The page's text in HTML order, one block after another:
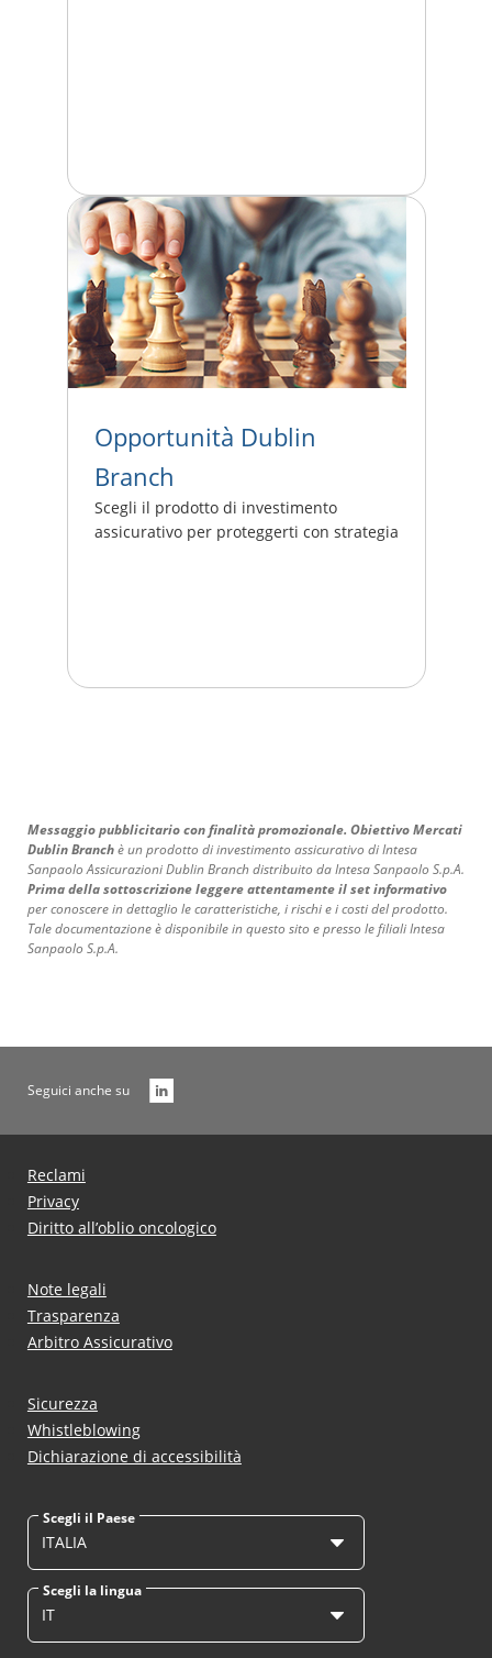
Opportunità Dublin
Branch
Scegli il prodotto di investimento
assicurativo per proteggerti con strategia
Messaggio pubblicitario con finalità promozionale. Obiettivo Mercati
Dublin Branchè un prodotto di investimento assicurativo di Intesa
Sanpaolo Assicurazioni Dublin Branch distribuito da Intesa Sanpaolo S.p.A.
Prima della sottoscrizione leggere attentamente il set informativo
per conoscere in dettaglio le caratteristiche, i rischi e i costi del prodotto.
Tale documentazione è disponibile in questo sito e presso le filiali Intesa
Sanpaolo S.p.A.
Seguici anche su
Reclami
Privacy
Diritto all’oblio oncologico
Note legali
Trasparenza
Arbitro Assicurativo
Sicurezza
Whistleblowing
Dichiarazione di accessibilità
Scegli il Paese
ITALIA
Scegli la lingua
IT